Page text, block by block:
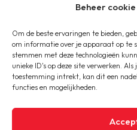
Beheer
Om de beste ervaringen te bieden,
om informatie over je apparaat op te
stemmen met deze technologieën
unieke ID's op deze site verwerken.
toestemming intrekt, kan dit een
functies en mogelijkheden.
Copyright © 2020-2026 AFC